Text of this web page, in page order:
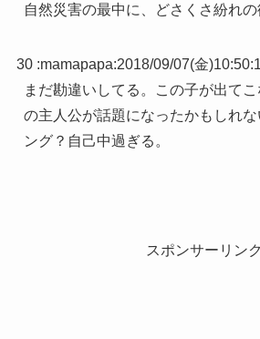
自然災害の最中に、どさくさ紛れの
30 :mamapapa:2018/09/07(金
まだ勘違いしてる。この子が出て
の主人公が話題になったかもしれ
ング？自己中過ぎる。
スポンサーリンク